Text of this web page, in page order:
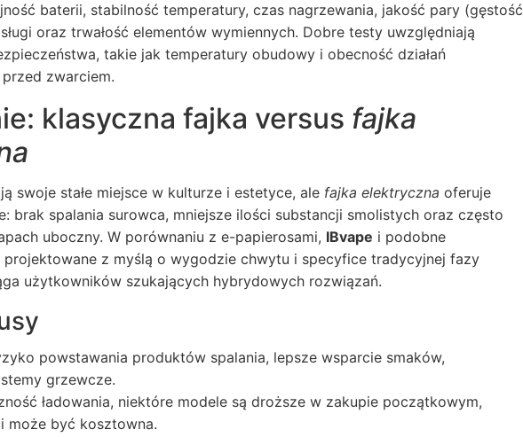
baterii, stabilność temperatury, czas nagrzewania, jakość pary (gęstość
oraz trwałość elementów wymiennych. Dobre testy uwzględniają
takie jak temperatury obudowy i obecność działań
zwarciem.
klasyczna fajka versus fajka
swoje stałe miejsce w kulturze i estetyce, ale fajka elektryczna oferuje
brak spalania surowca, mniejsze ilości substancji smolistych oraz często
uboczny. W porównaniu z e-papierosami, IBvape i podobne
projektowane z myślą o wygodzie chwytu i specyfice tradycyjnej fazy
użytkowników szukających hybrydowych rozwiązań.
powstawania produktów spalania, lepsze wsparcie smaków,
grzewcze.
ładowania, niektóre modele są droższe w zakupie początkowym,
może być kosztowna.